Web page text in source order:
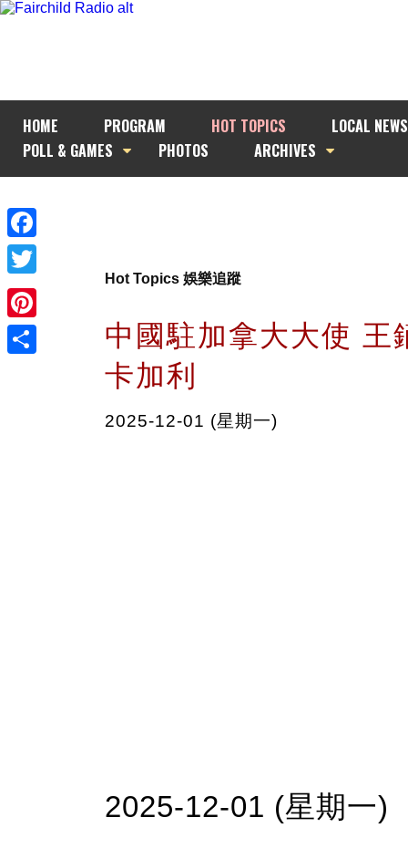
HOME PROGRAM HOT TOPICS
LOCAL NEWS
POLL & GAMES
PHOTOS ARCHIVES
Facebook
Twitter
Pinterest
Hot Topics 娛樂追蹤
中國駐加拿大大使 王
卡加利
2025-12-01 (星期一)
2025-12-01 (星期一)